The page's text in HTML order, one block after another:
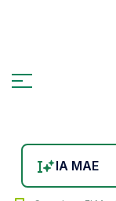
IA MAE